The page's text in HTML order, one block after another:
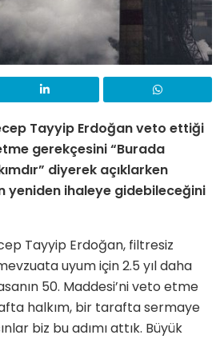
Tayyip Erdoğan veto ettiği
gerekçesini “Burada
diyerek açıklarken
yeniden ihaleye gidebileceğini
Tayyip Erdoğan, filtresiz
uyum için 2.5 yıl daha
50. Maddesi’ni veto etme
halkım, bir tarafta sermaye
biz bu adımı attık. Büyük